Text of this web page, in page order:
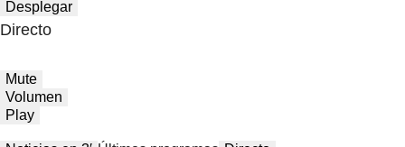
Desplegar
Directo
Mute
Volumen
Play